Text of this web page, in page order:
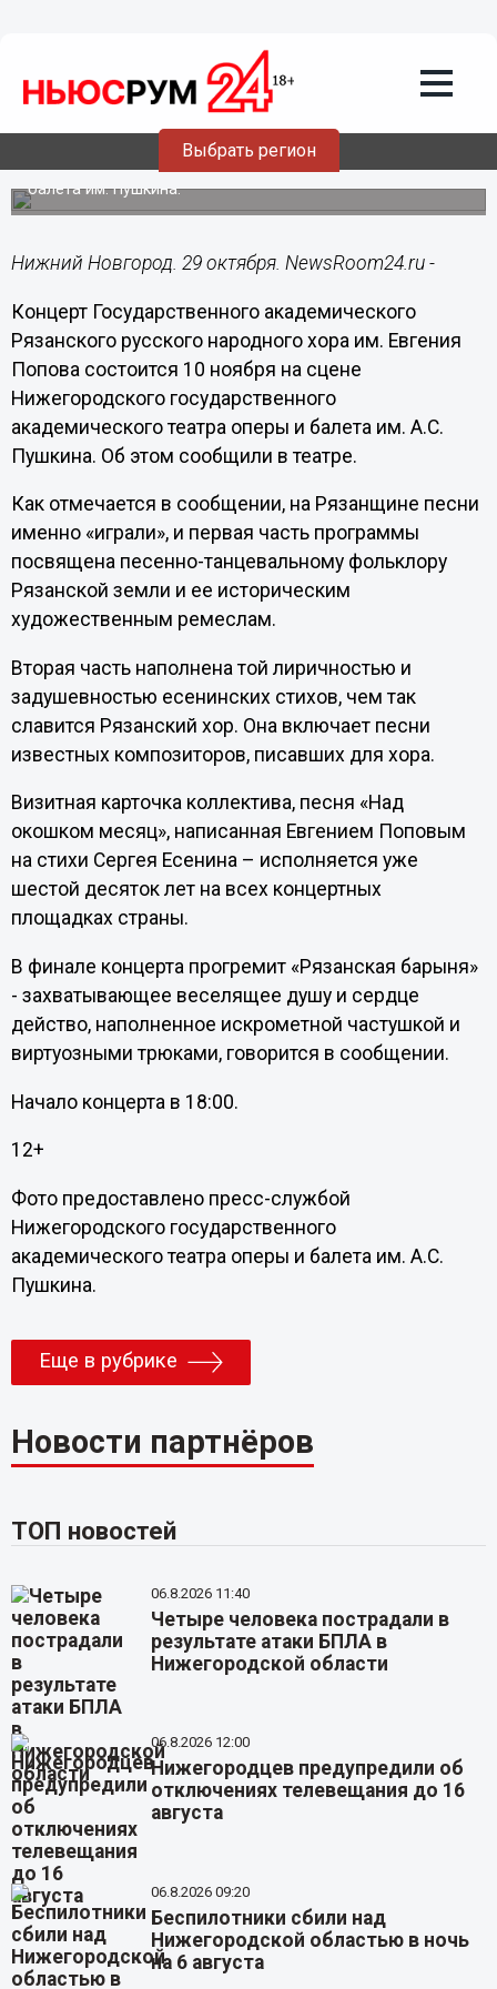
Выбрать регион
Концерт Рязанского русского
народного хора им. Попова состоится в
Нижнем Новгороде
Хор выступит на сцене Нижегородского
государственного академического театра оперы и
балета им. Пушкина.
Нижний Новгород. 29 октября. NewsRoom24.ru -
Концерт Государственного академического
Рязанского русского народного хора им. Евгения
Попова состоится 10 ноября на сцене
Нижегородского государственного
академического театра оперы и балета им. А.С.
Пушкина. Об этом сообщили в театре.
Как отмечается в сообщении, на Рязанщине песни
именно «играли», и первая часть программы
посвящена песенно-танцевальному фольклору
Рязанской земли и ее историческим
художественным ремеслам.
Вторая часть наполнена той лиричностью и
задушевностью есенинских стихов, чем так
славится Рязанский хор. Она включает песни
известных композиторов, писавших для хора.
Визитная карточка коллектива, песня «Над
окошком месяц», написанная Евгением Поповым
на стихи Сергея Есенина – исполняется уже
шестой десяток лет на всех концертных
площадках страны.
В финале концерта прогремит «Рязанская барыня»
- захватывающее веселящее душу и сердце
действо, наполненное искрометной частушкой и
виртуозными трюками, говорится в сообщении.
Начало концерта в 18:00.
12+
Фото предоставлено пресс-службой
Нижегородского государственного
академического театра оперы и балета им. А.С.
Пушкина.
Еще в рубрике
Новости партнёров
ТОП новостей
06.8.2026 11:40
Четыре человека пострадали в
результате атаки БПЛА в
Нижегородской области
06.8.2026 12:00
Нижегородцев предупредили об
отключениях телевещания до 16
августа
06.8.2026 09:20
Беспилотники сбили над
Нижегородской областью в ночь
на 6 августа